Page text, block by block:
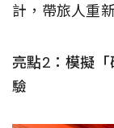
計，帶旅人重
亮點2：模擬
驗